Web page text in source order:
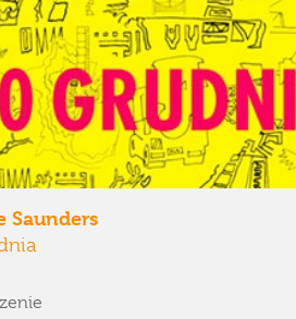
Saunders